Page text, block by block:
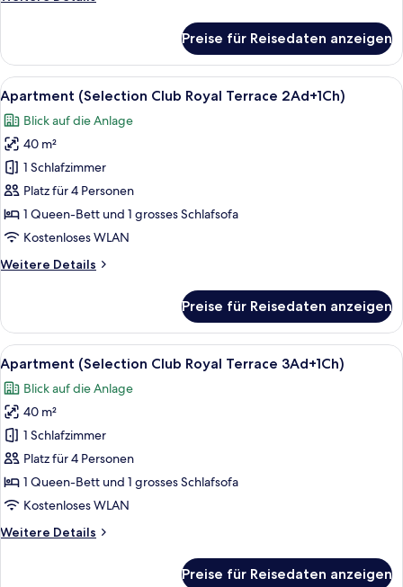
(Selection
Club
Royal
Terrace
2Ad+1Ch)
Preise für Reisedaten anzeigen
Alle
Fotos
für
Apartment
(Selection
Club
Royal
Terrace
anzeigen
Dusche, kostenlose Toilettenartikel,
1
Apartment (Selection Club Royal Terrace 2Ad+1Ch)
Blick auf die Anlage
40 m²
1 Schlafzimmer
Platz für 4 Personen
1 Queen-Bett und 1 grosses Schlafsofa
Kostenloses WLAN
Weitere Details
Weitere
(Selection
Club
Royal
Terrace
2Ad+1Ch)
Preise für Reisedaten anzeigen
Alle
Fotos
für
Apartment
(Selection
Club
Royal
Terrace
anzeigen
Dusche, kostenlose Toilettenartikel,
1
Apartment (Selection Club Royal Terrace 3Ad+1Ch)
Blick auf die Anlage
40 m²
1 Schlafzimmer
Platz für 4 Personen
1 Queen-Bett und 1 grosses Schlafsofa
Kostenloses WLAN
Weitere Details
Weitere
Preise für Reisedaten anzeigen